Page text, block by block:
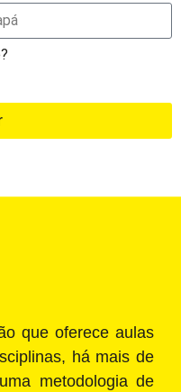
que oferece aulas
há mais de
metodologia de